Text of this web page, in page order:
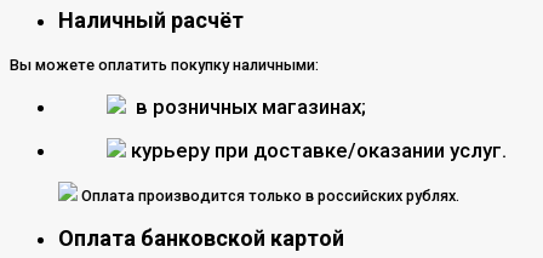
Наличный расчёт
Вы можете оплатить покупку наличными:
в розничных магазинах;
курьеру при доставке/оказании услуг.
Оплата производится только в российских рублях.
Оплата банковской картой